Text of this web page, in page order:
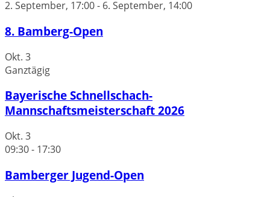
2. September, 17:00- 6. September, 14:00
8. Bamberg-Open
Okt. 3
Ganztägig
Bayerische Schnellschach-
Mannschaftsmeisterschaft 2026
Okt. 3
09:30- 17:30
Bamberger Jugend-Open